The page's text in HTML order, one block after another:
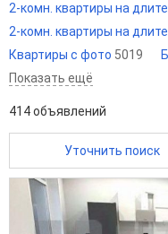
2-комн. квартиры на
2-комн. квартиры на
Квартиры с фото 5019
Показать ещё
414объявлений
Уточнить поиск